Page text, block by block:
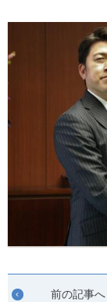
前の記事へ